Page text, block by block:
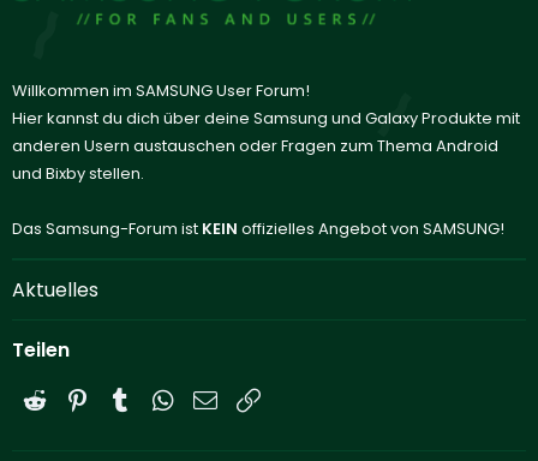
Willkommen im SAMSUNG User Forum!
Hier kannst du dich über deine Samsung und Galaxy Produkte mit
anderen Usern austauschen oder Fragen zum Thema Android
und Bixby stellen.
Das Samsung-Forum ist KEIN offizielles Angebot von SAMSUNG!
Aktuelles
Teilen
Reddit PinterestTumblrWhatsApp
E-Mail